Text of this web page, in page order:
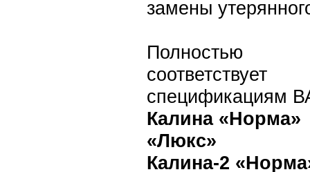
замены
Полностью
соответствует
спецификациям
Калина «Норма»
«Люкс»
Калина-2